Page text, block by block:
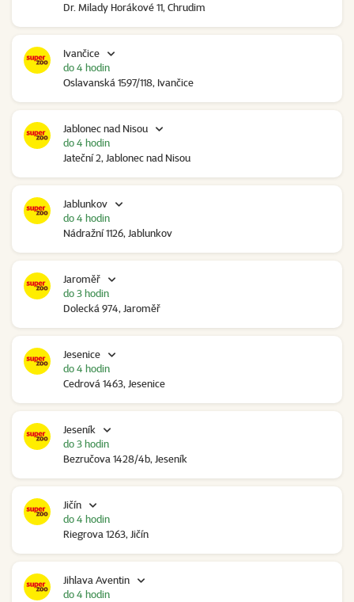
Dr. Milady Horákové 11, Chrudim
Ivančice
Oslavanská 1597/118, Ivančice
do 4 hodin
Jablonec nad Nisou
Jateční 2, Jablonec nad Nisou
do 4 hodin
Jablunkov
Nádražní 1126, Jablunkov
do 4 hodin
Jaroměř
Dolecká 974, Jaroměř
do 3 hodin
Jesenice
Cedrová 1463, Jesenice
do 4 hodin
Jeseník
Bezručova 1428/4b, Jeseník
do 3 hodin
Jičín
Riegrova 1263, Jičín
do 4 hodin
Jihlava Aventin
do 4 hodin